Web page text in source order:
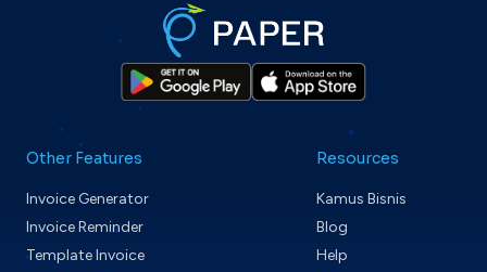
Other Features
Invoice Generator
Invoice Reminder
Template Invoice
Resources
Kamus Bisnis
Blog
Help